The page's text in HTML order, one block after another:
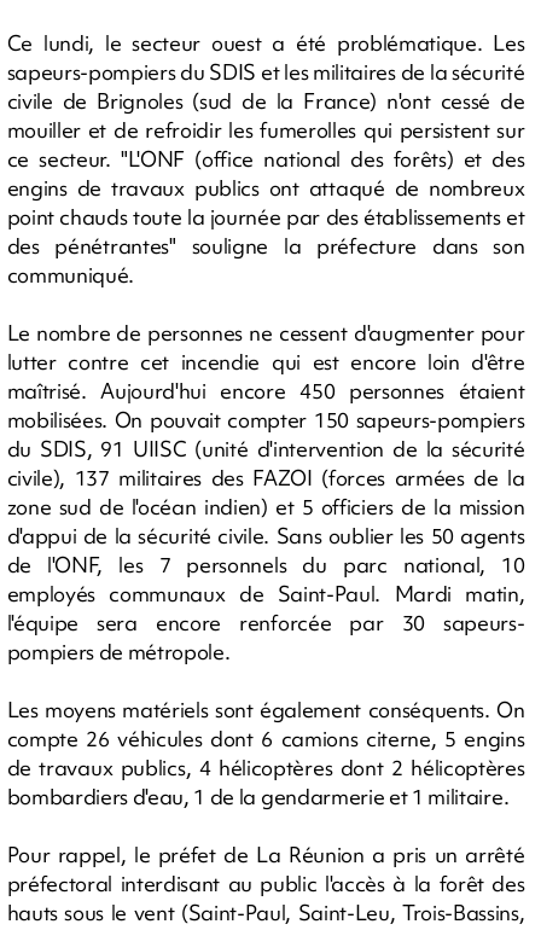
Ce lundi, le secteur ouest a été problématique. Les
sapeurs-pompiers du SDIS et les militaires de la sécurité
civile de Brignoles (sud de la France) n'ont cessé de
mouiller et de refroidir les fumerolles qui persistent sur
ce secteur. "L'ONF (office national des forêts) et des
engins de travaux publics ont attaqué de nombreux
point chauds toute la journée par des établissements et
des pénétrantes" souligne la préfecture dans son
communiqué.
Le nombre de personnes ne cessent d'augmenter pour
lutter contre cet incendie qui est encore loin d'être
maîtrisé. Aujourd'hui encore 450 personnes étaient
mobilisées. On pouvait compter 150 sapeurs-pompiers
du SDIS, 91 UIISC (unité d'intervention de la sécurité
civile), 137 militaires des FAZOI (forces armées de la
zone sud de l'océan indien) et 5 officiers de la mission
d'appui de la sécurité civile. Sans oublier les 50 agents
de l'ONF, les 7 personnels du parc national, 10
employés communaux de Saint-Paul. Mardi matin,
l'équipe sera encore renforcée par 30 sapeurs-
pompiers de métropole.
Les moyens matériels sont également conséquents. On
compte 26 véhicules dont 6 camions citerne, 5 engins
de travaux publics, 4 hélicoptères dont 2 hélicoptères
bombardiers d'eau, 1 de la gendarmerie et 1 militaire.
Pour rappel, le préfet de La Réunion a pris un arrêté
préfectoral interdisant au public l'accès à la forêt des
hauts sous le vent (Saint-Paul, Saint-Leu, Trois-Bassins,